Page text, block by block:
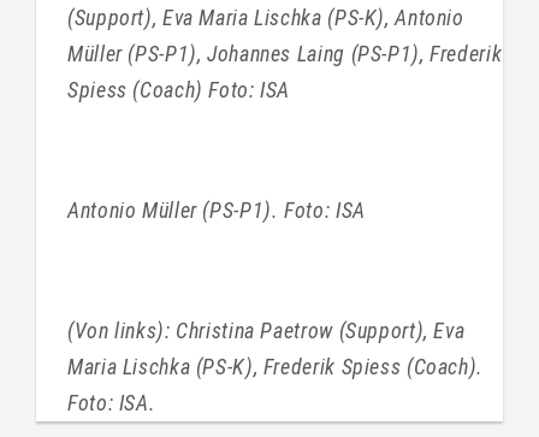
(Support), Eva Maria Lischka (PS-K), Antonio
Müller (PS-P1), Johannes Laing (PS-P1), Frederik
Spiess (Coach) Foto: ISA
Antonio Müller (PS-P1). Foto: ISA
(Von links): Christina Paetrow (Support), Eva
Maria Lischka (PS-K), Frederik Spiess (Coach).
Foto: ISA.